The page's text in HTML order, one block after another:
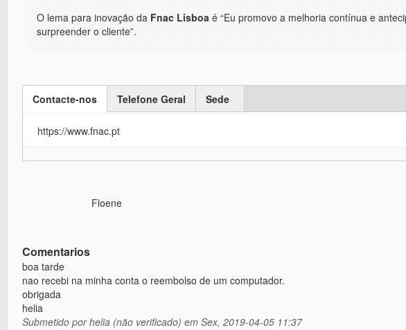
O lema para inovação da Fnac Lisboa é “Eu promovo a melhoria contínua e
surpreender o cliente”.
Contacte-nos
Telefone Geral Sede
https://www.fnac.pt
Floene
Comentarios
boa tarde
nao recebi na minha conta o reembolso de um computador.
obrigada
helia
Submetido porhelia (não verificado) em Sex, 2019-04-05 11:37